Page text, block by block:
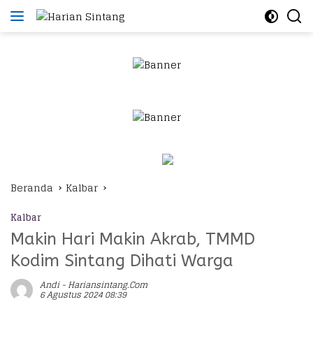
Langsung
ke
Beranda Kalbar
Kalbar
Makin Hari Makin Akrab, TMMD
Kodim Sintang Dihati Warga
Andi - Hariansintang.com
6 Agustus 2024 08:39